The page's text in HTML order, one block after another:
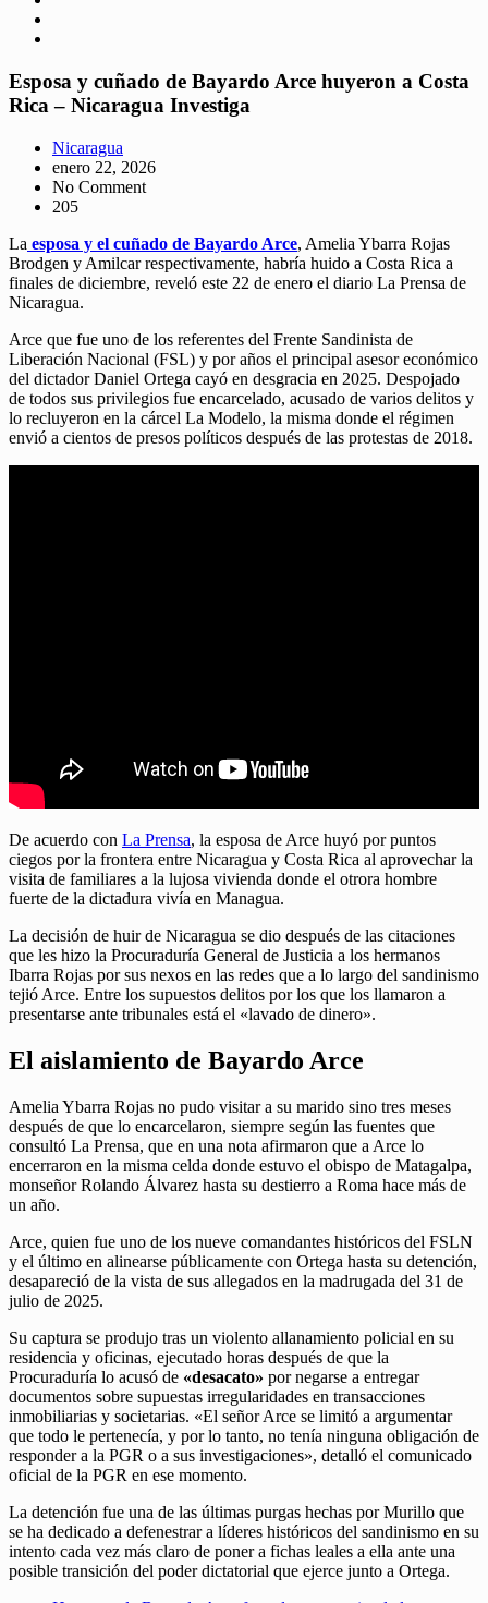
Esposa y cuñado de Bayardo Arce huyeron a Costa
Rica – Nicaragua Investiga
Nicaragua
enero 22, 2026
No Comment
205
La esposa y el cuñado de Bayardo Arce, Amelia Ybarra Rojas
Brodgen y Amilcar respectivamente, habría huido a Costa Rica a
finales de diciembre, reveló este 22 de enero el diario La Prensa de
Nicaragua.
Arce que fue uno de los referentes del Frente Sandinista de
Liberación Nacional (FSL) y por años el principal asesor económico
del dictador Daniel Ortega cayó en desgracia en 2025. Despojado
de todos sus privilegios fue encarcelado, acusado de varios delitos y
lo recluyeron en la cárcel La Modelo, la misma donde el régimen
envió a cientos de presos políticos después de las protestas de 2018.
De acuerdo con La Prensa, la esposa de Arce huyó por puntos
ciegos por la frontera entre Nicaragua y Costa Rica al aprovechar la
visita de familiares a la lujosa vivienda donde el otrora hombre
fuerte de la dictadura vivía en Managua.
La decisión de huir de Nicaragua se dio después de las citaciones
que les hizo la Procuraduría General de Justicia a los hermanos
Ibarra Rojas por sus nexos en las redes que a lo largo del sandinismo
tejió Arce. Entre los supuestos delitos por los que los llamaron a
presentarse ante tribunales está el «lavado de dinero».
El aislamiento de Bayardo Arce
Amelia Ybarra Rojas no pudo visitar a su marido sino tres meses
después de que lo encarcelaron, siempre según las fuentes que
consultó La Prensa, que en una nota afirmaron que a Arce lo
encerraron en la misma celda donde estuvo el obispo de Matagalpa,
monseñor Rolando Álvarez hasta su destierro a Roma hace más de
un año.
Arce, quien fue uno de los nueve comandantes históricos del FSLN
y el último en alinearse públicamente con Ortega hasta su detención,
desapareció de la vista de sus allegados en la madrugada del 31 de
julio de 2025.
Su captura se produjo tras un violento allanamiento policial en su
residencia y oficinas, ejecutado horas después de que la
Procuraduría lo acusó de «desacato» por negarse a entregar
documentos sobre supuestas irregularidades en transacciones
inmobiliarias y societarias. «El señor Arce se limitó a argumentar
que todo le pertenecía, y por lo tanto, no tenía ninguna obligación de
responder a la PGR o a sus investigaciones», detalló el comunicado
oficial de la PGR en ese momento.
La detención fue una de las últimas purgas hechas por Murillo que
se ha dedicado a defenestrar a líderes históricos del sandinismo en su
intento cada vez más claro de poner a fichas leales a ella ante una
posible transición del poder dictatorial que ejerce junto a Ortega.